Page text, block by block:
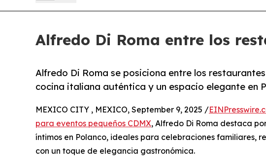
Alfredo Di Roma entre los
Alfredo Di Roma se posiciona entre los
cocina italiana auténtica y un espacio elegante en
MEXICO CITY , MEXICO, September 9, 2025 /
para eventos pequeños CDMX, Alfredo Di Roma destaca
íntimos en Polanco, ideales para celebraciones familiares,
con un toque de elegancia gastronómica.